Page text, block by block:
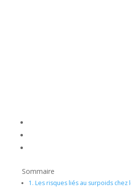
Sommaire
1. Les risques liés au surpoids chez